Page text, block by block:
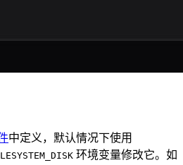
中定义，默认情况下使用
环境变量修改它。如